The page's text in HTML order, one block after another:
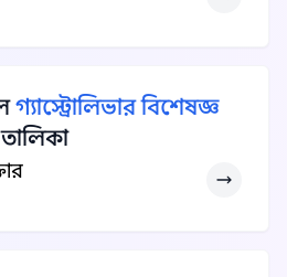
গ্যাস্ট্রোলিভার বিশেষজ্ঞ